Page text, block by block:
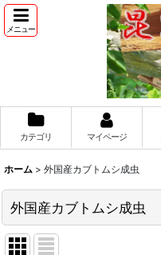
メニュー
カテゴリ マイページ
ホーム > 外国産カブトムシ成虫
外国産カブトムシ成虫